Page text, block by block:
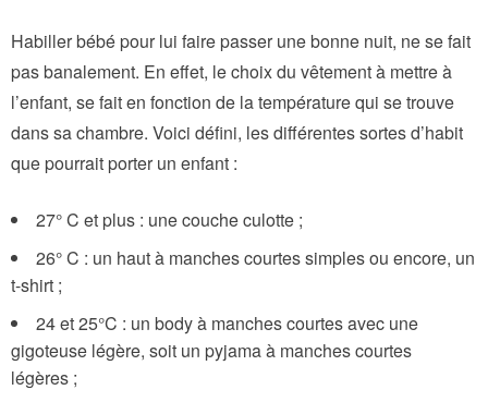
Habiller bébé pour lui faire passer une bonne nuit, ne se fait
pas banalement. En effet, le choix du vêtement à mettre à
l’enfant, se fait en fonction de la température qui se trouve
dans sa chambre. Voici défini, les différentes sortes d’habit
que pourrait porter un enfant :
27° C et plus : une couche culotte ;
26° C : un haut à manches courtes simples ou encore, un
t-shirt ;
24 et 25°C : un body à manches courtes avec une
gigoteuse légère, soit un pyjama à manches courtes
légères ;